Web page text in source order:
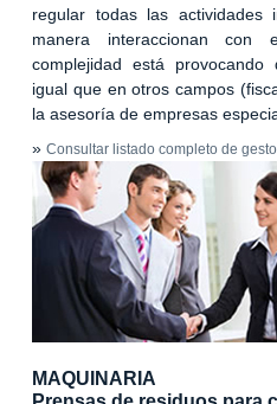
regular todas las actividades
manera interaccionan con
complejidad está
igual que en otros campos
la asesoría de empresas
» Consultar listado completo de
MAQUINARIA